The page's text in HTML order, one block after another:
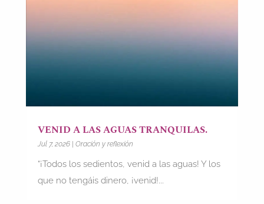
VENID A LAS AGUAS TRANQUILAS.
Jul 7, 2026| Oración y reflexión
“¡Todos los sedientos, venid a las aguas! Y los
que no tengáis dinero, ¡venid!...